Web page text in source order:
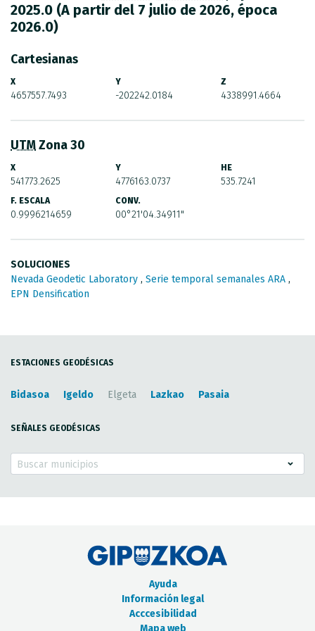
2025.0 (A partir del 7 julio de 2026, época
2026.0)
Cartesianas
X
4657557.7493
Y
-202242.0184
Z
4338991.4664
UTMZona 30
X
541773.2625
Y
4776163.0737
HE
535.7241
F. ESCALA
0.9996214659
CONV.
00°21'04.34911"
SOLUCIONES
Nevada Geodetic Laboratory , Serie temporal semanales ARA ,
EPN Densification
ESTACIONES GEODÉSICAS
Bidasoa Igeldo Elgeta Lazkao Pasaia
SEÑALES GEODÉSICAS
Buscar municipios
Ayuda
Información legal
Acccesibilidad
CATÁLOGO DE METADATOS